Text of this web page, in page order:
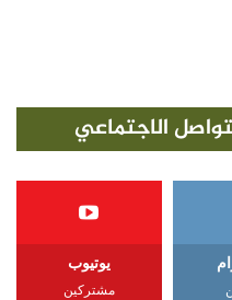
الاجتماعي
يوتيوب
مشتركين